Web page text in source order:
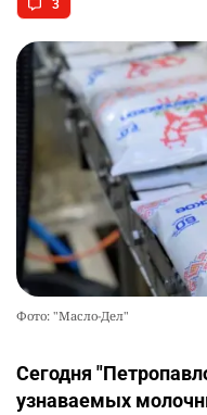
3
Фото: "Масло-Дел"
Сегодня
узнаваемых